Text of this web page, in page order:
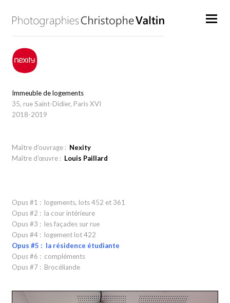
Immeuble de logements
35, rue Saint-Didier, Paris XVI
2018-2019
Maître d'ouvrage : Nexity
Maître d'œuvre : Louis Paillard
Opus #1 : logements, lots 452 et 361
Opus #2 : la cour intérieure
Opus #3 : les façades sur rue
Opus #4 : logement lot 422
Opus #5 : la résidence étudiante
Opus #6 : compléments
Opus #7 : Brocéliande